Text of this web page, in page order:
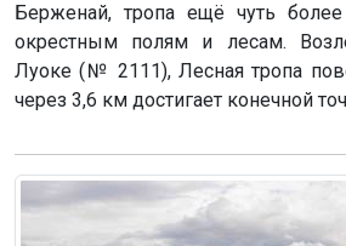
Берженай, тропа ещё чуть
окрестным полям и лесам.
Луоке (№ 2111), Лесная тропа
через 3,6 км достигает конечной